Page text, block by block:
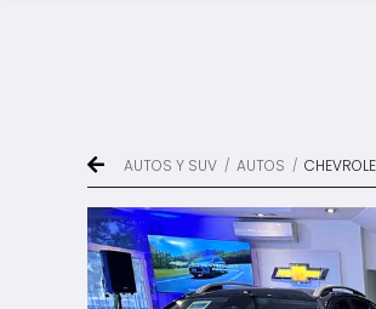
AUTOS Y SUV / AUTOS /